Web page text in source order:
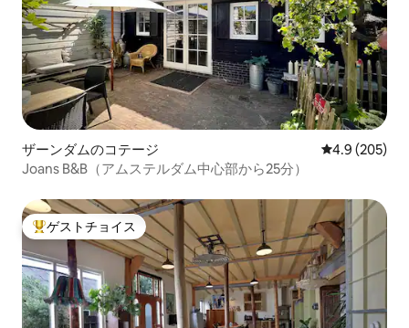
ザーンダムのコテージ レビュー205
4.9 (205)
Joans B&B（アムステルダム中心部から25分）
大好評のゲストチョイスです。
ゲストチョイス